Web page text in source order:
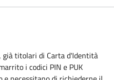
titolari di Carta d'Identità
i codici PIN e PUK